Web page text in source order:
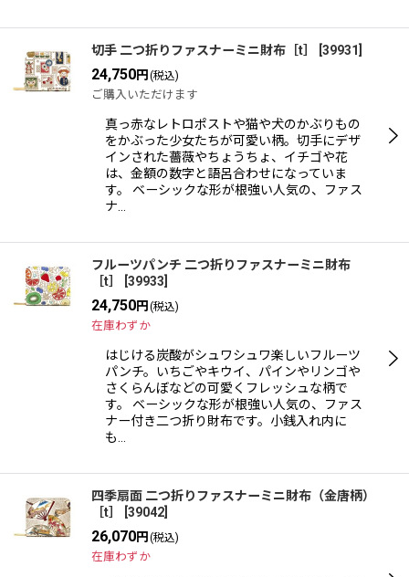
切手 二つ折りファスナーミニ財布［t］ 39931
24,750円 (税込)
ご購入いただけます
真っ赤なレトロポストや猫や犬のかぶりもの
をかぶった少女たちが可愛い柄。切手にデザ
インされた薔薇やちょうちょ、イチゴや花
は、金額の数字と語呂合わせになっていま
す。 ベーシックな形が根強い人気の、ファス
ナ…
フルーツパンチ 二つ折りファスナーミニ財布
［t］
39933
24,750円 (税込)
在庫わずか
はじける炭酸がシュワシュワ楽しいフルーツ
パンチ。いちごやキウイ、パインやリンゴや
さくらんぼなどの可愛くフレッシュな柄で
す。 ベーシックな形が根強い人気の、ファス
ナー付き二つ折り財布です。小銭入れ内に
も…
四季扇面 二つ折りファスナーミニ財布（金唐柄）
［t］
39042
26,070円 (税込)
在庫わずか